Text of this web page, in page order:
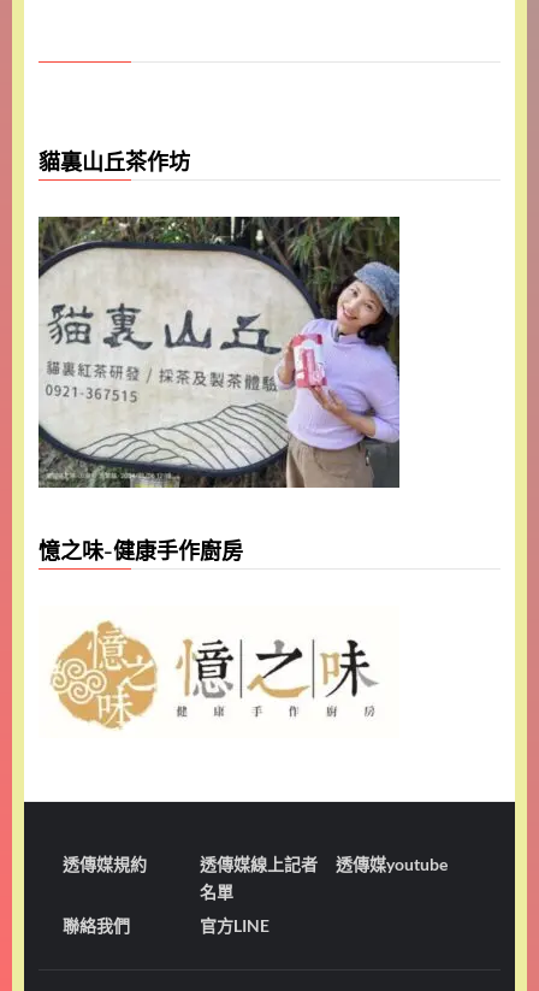
貓裏山丘茶作坊
憶之味-健康手作廚房
透傳媒規約
透傳媒線上記者
名單
透傳媒youtube
聯絡我們 官方LINE